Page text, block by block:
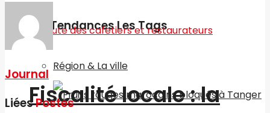
Les Tendances Les Tags
Région & La ville
Fiscalité locale : la
Journal
LiéesPostes